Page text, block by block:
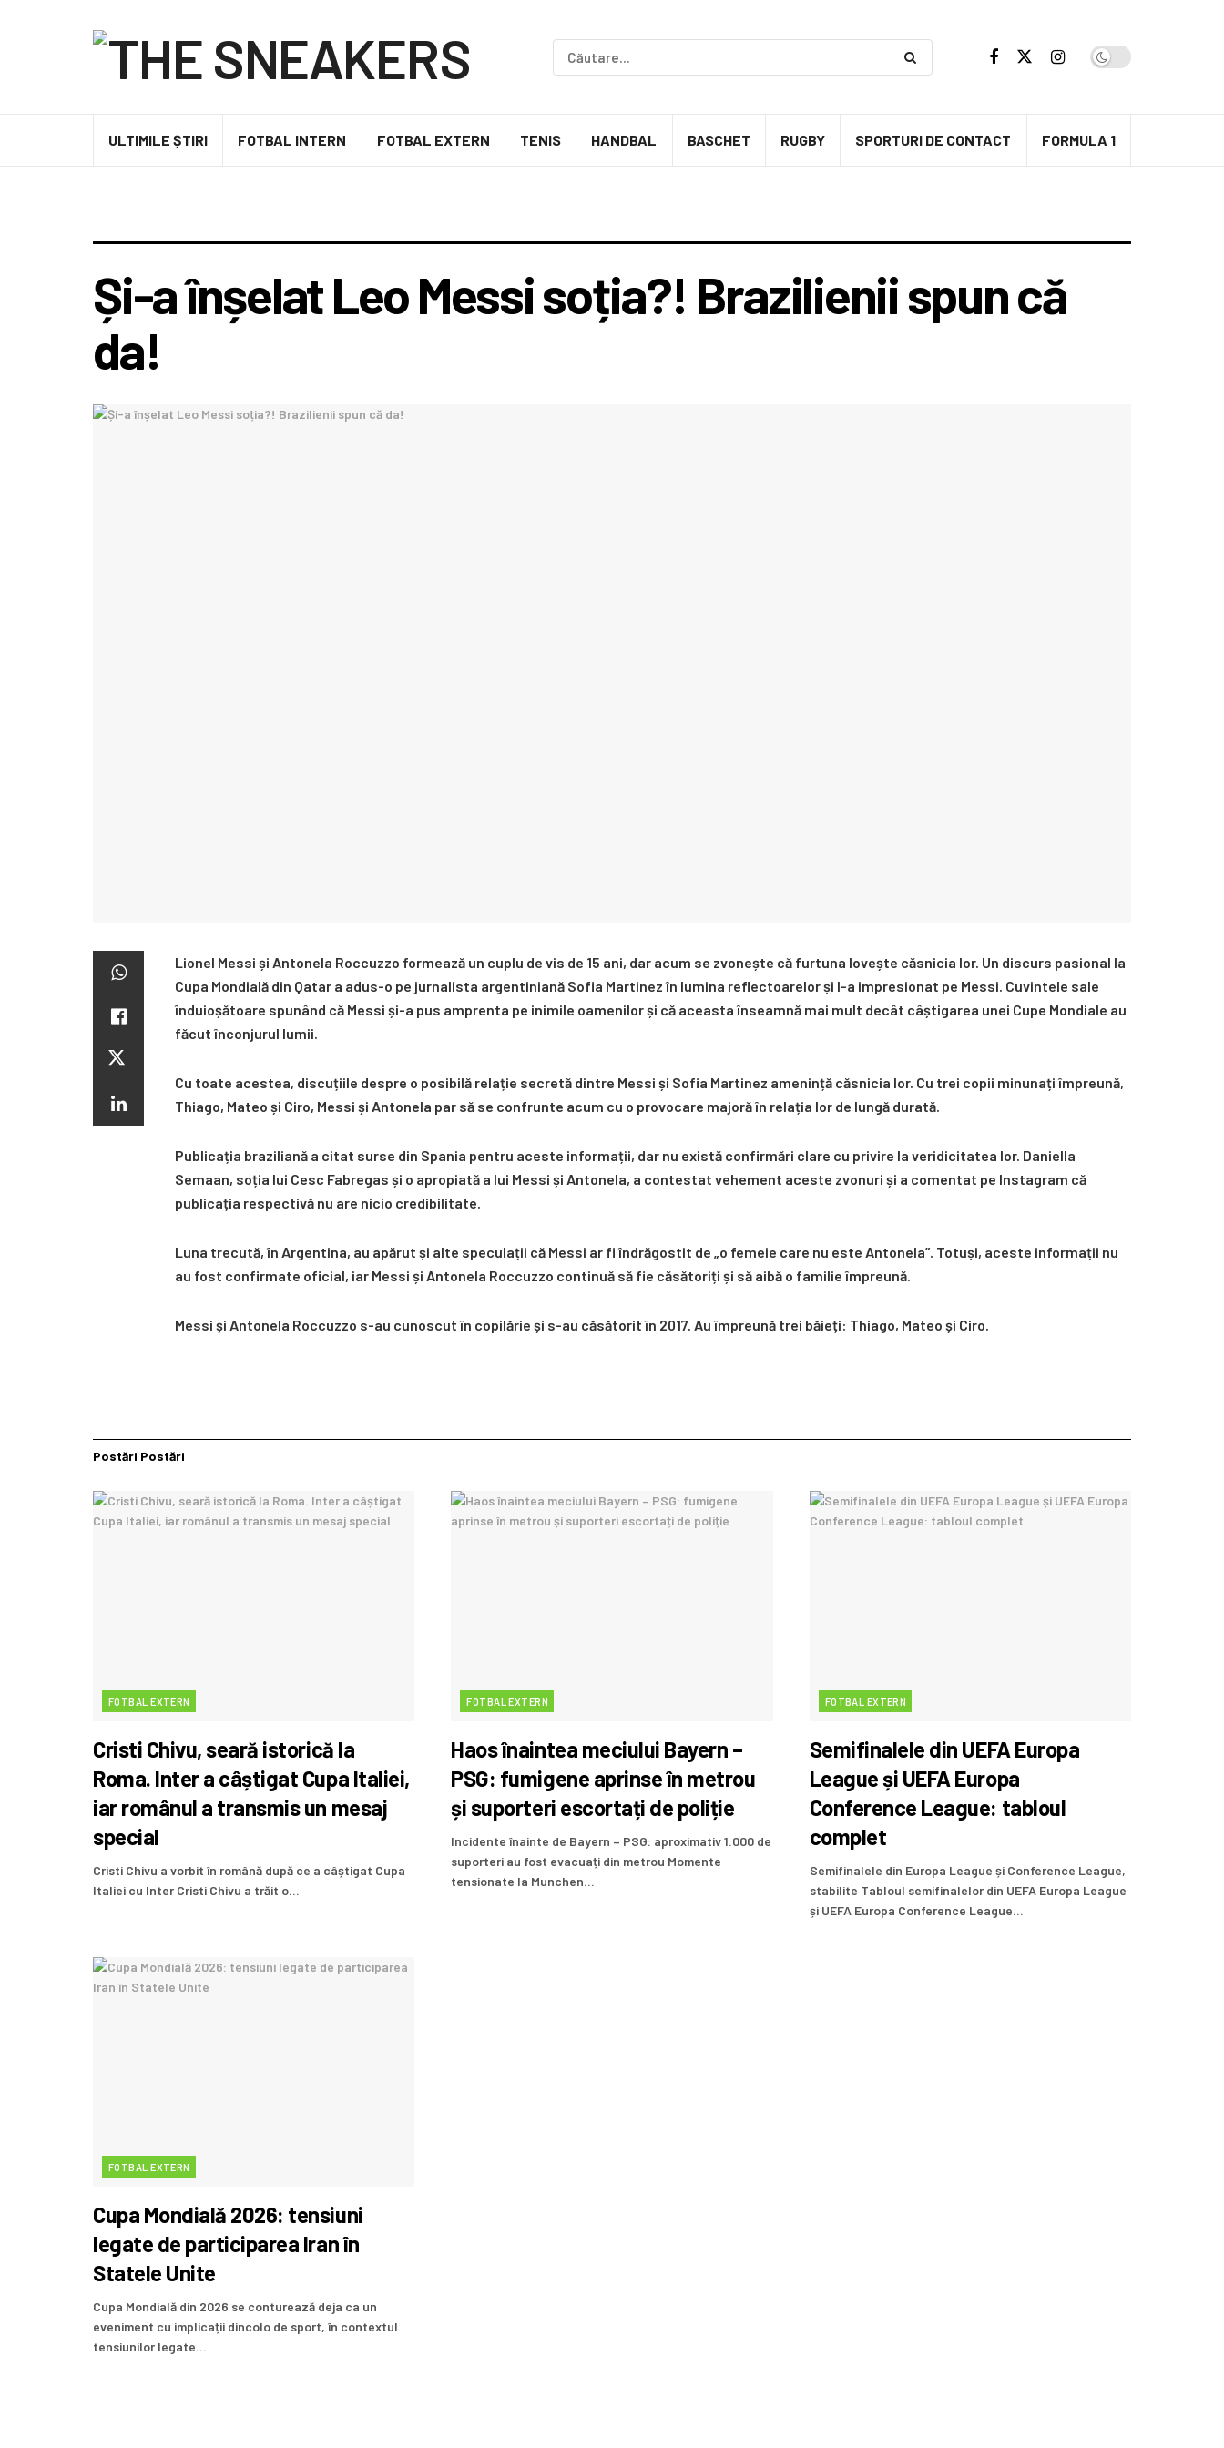
ULTIMILE ȘTIRI FOTBAL INTERN FOTBAL EXTERN TENIS HANDBAL BASCHET RUGBY SPORTURI DE CONTACT FORMULA 1
Și-a înșelat Leo Messi soția?! Brazilienii spun că
da!
Lionel Messi și Antonela Roccuzzo formează un cuplu de vis de 15 ani, dar acum se zvonește că furtuna lovește căsnicia lor. Un discurs pasional la
Cupa Mondială din Qatar a adus-o pe jurnalista argentiniană Sofia Martinez în lumina reflectoarelor și l-a impresionat pe Messi. Cuvintele sale
înduioșătoare spunând că Messi și-a pus amprenta pe inimile oamenilor și că aceasta înseamnă mai mult decât câștigarea unei Cupe Mondiale au
făcut înconjurul lumii.
Cu toate acestea, discuțiile despre o posibilă relație secretă dintre Messi și Sofia Martinez amenință căsnicia lor. Cu trei copii minunați împreună,
Thiago, Mateo și Ciro, Messi și Antonela par să se confrunte acum cu o provocare majoră în relația lor de lungă durată.
Publicația braziliană a citat surse din Spania pentru aceste informații, dar nu există confirmări clare cu privire la veridicitatea lor. Daniella
Semaan, soția lui Cesc Fabregas și o apropiată a lui Messi și Antonela, a contestat vehement aceste zvonuri și a comentat pe Instagram că
publicația respectivă nu are nicio credibilitate.
Luna trecută, în Argentina, au apărut și alte speculații că Messi ar fi îndrăgostit de „o femeie care nu este Antonela”. Totuși, aceste informații nu
au fost confirmate oficial, iar Messi și Antonela Roccuzzo continuă să fie căsătoriți și să aibă o familie împreună.
Messi și Antonela Roccuzzo s-au cunoscut în copilărie și s-au căsătorit în 2017. Au împreună trei băieți: Thiago, Mateo și Ciro.
Postări Postări
FOTBAL EXTERN
Cristi Chivu, seară istorică la
Roma. Inter a câștigat Cupa Italiei,
iar românul a transmis un mesaj
special
Cristi Chivu a vorbit în română după ce a câștigat Cupa
Italiei cu Inter Cristi Chivu a trăit o...
FOTBAL EXTERN
Haos înaintea meciului Bayern –
PSG: fumigene aprinse în metrou
și suporteri escortați de poliție
Incidente înainte de Bayern – PSG: aproximativ 1.000 de
suporteri au fost evacuați din metrou Momente
tensionate la Munchen...
FOTBAL EXTERN
Semifinalele din UEFA Europa
League și UEFA Europa
Conference League: tabloul
complet
Semifinalele din Europa League și Conference League,
stabilite Tabloul semifinalelor din UEFA Europa League
și UEFA Europa Conference League...
FOTBAL EXTERN
Cupa Mondială 2026: tensiuni
legate de participarea Iran în
Statele Unite
Cupa Mondială din 2026 se conturează deja ca un
eveniment cu implicații dincolo de sport, în contextul
tensiunilor legate...